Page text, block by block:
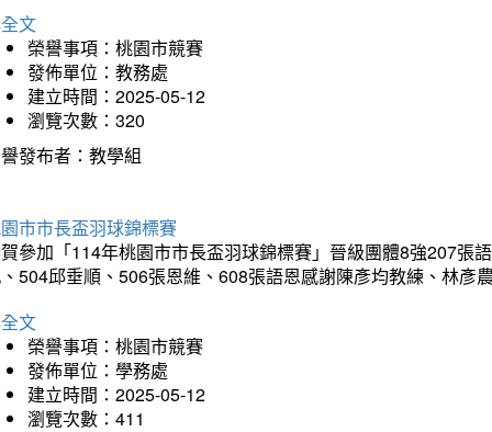
文
榮譽事項：桃園市競賽
發佈單位：教務處
建立時間：2025-05-12
瀏覽次數：320
發布者：教學組
市市長盃羽球錦標賽
參加「114年桃園市市長盃羽球錦標賽」晉級團體8強207張
504邱垂順、506張恩維、608張語恩感謝陳彥均教練、林彥
文
榮譽事項：桃園市競賽
發佈單位：學務處
建立時間：2025-05-12
瀏覽次數：411